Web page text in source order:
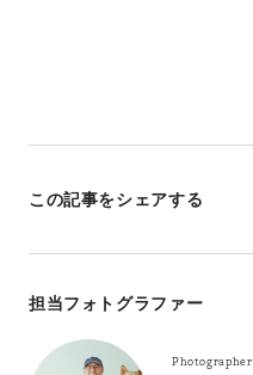
この記事をシェアする
担当フォトグラファー
Photographer